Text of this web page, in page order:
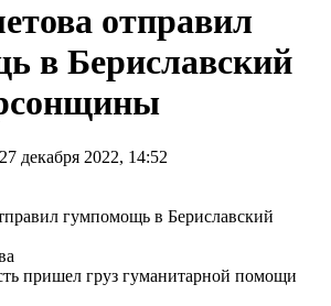
отправил
в Бериславский
декабря 2022, 14:52
пришел груз гуманитарной помощи